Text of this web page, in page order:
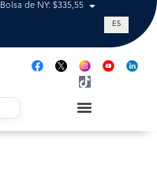
Bolsa de NY: $335,55 Tasa de
ES